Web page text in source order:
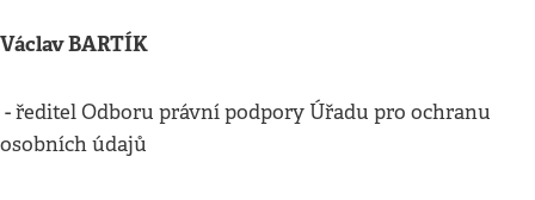
Václav BARTÍK
- ředitel Odboru právní podpory Úřadu pro ochranu
osobních údajů